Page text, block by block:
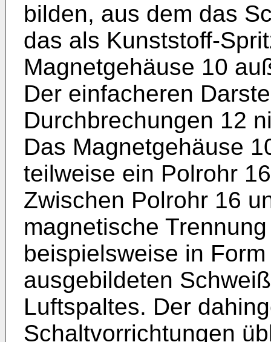
bilden, aus dem das
das als Kunststoff-
Magnetgehäuse 10
Der einfacheren
Durchbrechungen 12
Das Magnetgehäuse
teilweise ein Polrohr
Zwischen Polrohr 16
magnetische
beispielsweise in
ausgebildeten
Luftspaltes. Der
Schaltvorrichtungen